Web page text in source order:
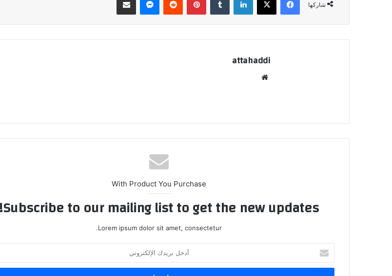
شاركها
attahaddi
With Product You Purchase
Subscribe to our mailing list to get the new updates!
Lorem ipsum dolor sit amet, consectetur.
خ